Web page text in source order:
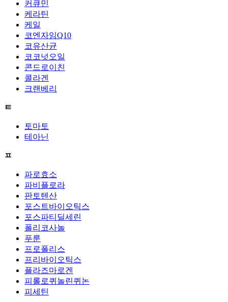
커큐민
케라틴
케일
코엔자임Q10
코유산균
코코넛오일
콘드로이친
콜라겐
크랜베리
ㅌ
토마토
테아닌
ㅍ
파로효소
파비플로라
판토텐산
포스트바이오틱스
포스파티딜세린
폴리코사놀
푸룬
프로폴리스
프리바이오틱스
플라즈마로겐
피롤로퀴놀린퀴논
피세틴